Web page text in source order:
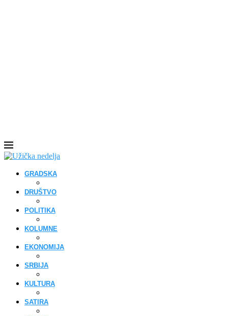
GRADSKA
DRUŠTVO
POLITIKA
KOLUMNE
EKONOMIJA
SRBIJA
KULTURA
SATIRA